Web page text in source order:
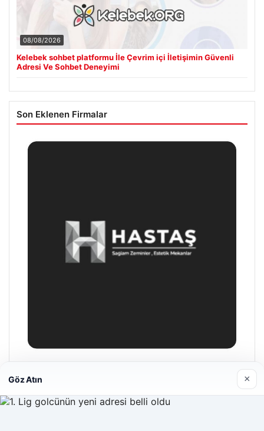
08/08/2026
Kelebek sohbet platformu İle Çevrim içi İletişimin Güvenli
Adresi Ve Sohbet Deneyimi
Son Eklenen Firmalar
Hastaş Beton
Göz Atın ×